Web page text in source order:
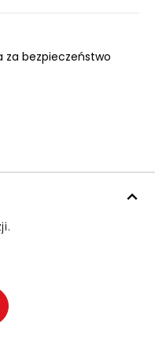
za bezpieczeństwo